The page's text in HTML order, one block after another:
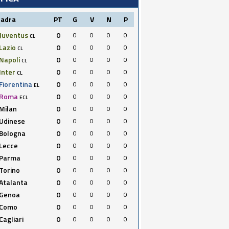
PT G V N P
Juventus CL 0 0 0 0
0
Lazio CL 0 0 0 0
0
Napoli CL 0 0 0 0
0
Inter CL 0 0 0 0
0
Fiorentina EL 0 0 0 0
0
Roma ECL 0 0 0 0
0
Milan 0 0 0 0
0
Udinese 0 0 0 0
0
Bologna 0 0 0 0
0
Lecce 0 0 0 0
0
Parma 0 0 0 0
0
Torino 0 0 0 0
0
0 0 0 0
0
Genoa 0 0 0 0
0
Como 0 0 0 0
0
Cagliari 0 0 0 0
0